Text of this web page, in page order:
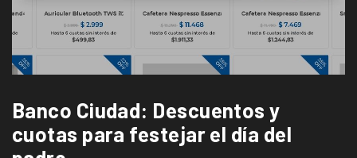
Banco Ciudad: Descuentos y
cuotas para festejar el día del